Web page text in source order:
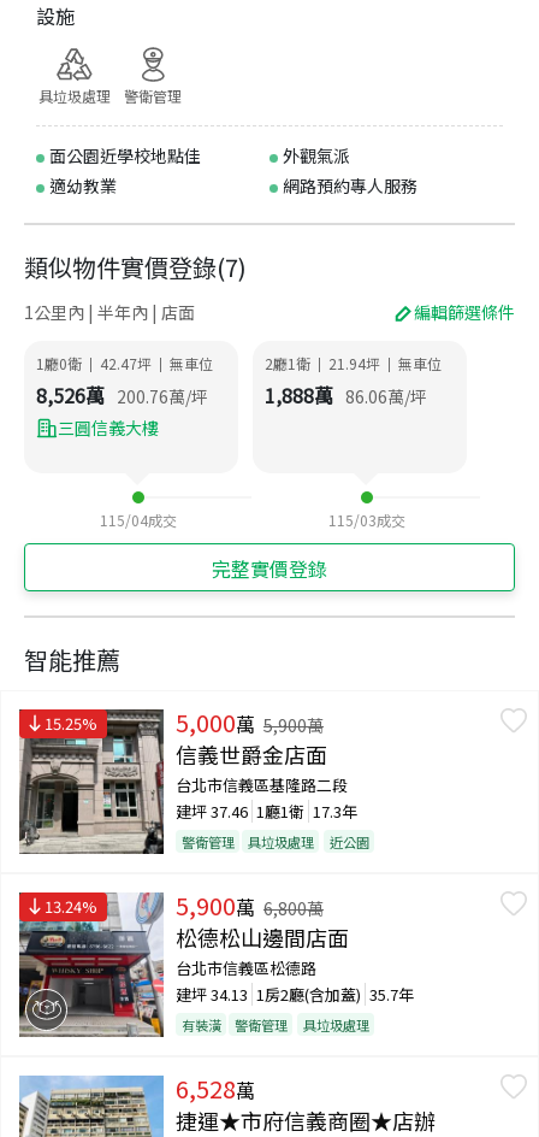
設施
具垃圾處理 警衛管理
面公園近學校地點佳
外觀氣派
適幼教業
網路預約專人服務
類似物件實價登錄(7)
1公里內 | 半年內 | 店面 編輯篩選條件
1廳0衛 | 42.47坪 | 無車位
8,526萬 200.76萬/坪
三圓信義大樓
115/04成交
2廳1衛 | 21.94坪 | 無車位
1,888萬 86.06萬/坪
115/03成交
完整實價登錄
智能推薦
15.25% 5,000萬 5,900萬
信義世爵金店面
台北市信義區基隆路二段
建坪37.46 1廳1衛 17.3年
警衛管理 具垃圾處理 近公園
13.24% 5,900萬 6,800萬
松德松山邊間店面
台北市信義區松德路
建坪34.13 1房2廳(含加蓋) 35.7年
有裝潢 警衛管理 具垃圾處理
6,528萬
捷運★市府信義商圈★店辦